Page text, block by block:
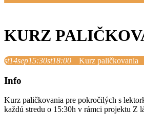
KURZ
st14sep15:30st18:00 Kurz paličkovania
Info
Kurz paličkovania pre pokročilých s
každú stredu o 15:30h v rámci projektu Z